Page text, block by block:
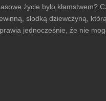
życie było kłamstwem?
słodką dziewczyną,
jednocześnie, że nie